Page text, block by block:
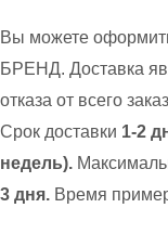
Вы можете
БРЕНД. Доставка
отказа от всего
Срок доставки 1-2
недель).
3 дня. Время